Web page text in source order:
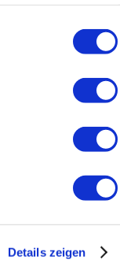
Details zeigen
bis
der